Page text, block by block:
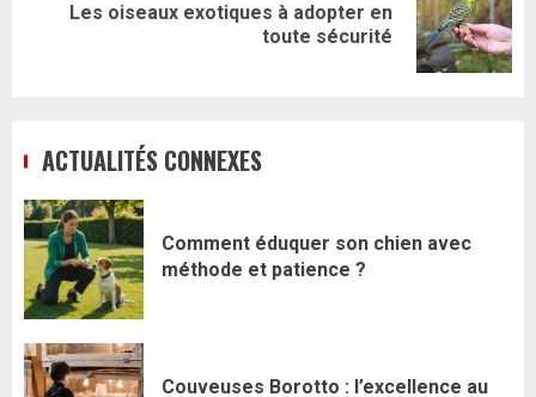
ArticleLes oiseaux exotiques à adopter en
toute sécurité
ACTUALITÉS CONNEXES
Comment éduquer son chien avec
méthode et patience ?
Couveuses Borotto : l’excellence au